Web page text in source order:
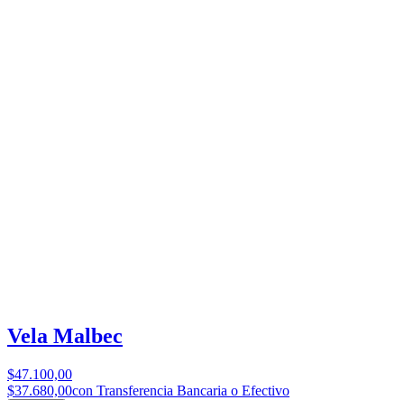
Vela Malbec
$47.100,00
$37.680,00con Transferencia Bancaria o Efectivo